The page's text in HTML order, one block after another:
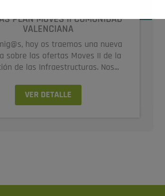
PLAN MOVES II COMUNIDAD
VALENCIANA
hoy os traemos una nueva
sobre las ofertas Moves II de la
de las Infraestructuras. Nos...
VER DETALLE